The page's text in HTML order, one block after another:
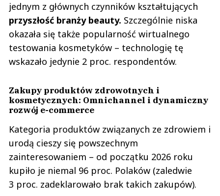
jednym z głównych czynników kształtujących
przyszłość branży beauty. Szczególnie niska
okazała się także popularność wirtualnego
testowania kosmetyków – technologię tę
wskazało jedynie 2 proc. respondentów.
Zakupy produktów zdrowotnych i
kosmetycznych: Omnichannel i dynamiczny
rozwój e-commerce
Kategoria produktów związanych ze zdrowiem i
urodą cieszy się powszechnym
zainteresowaniem – od początku 2026 roku
kupiło je niemal 96 proc. Polaków (zaledwie
3 proc. zadeklarowało brak takich zakupów).